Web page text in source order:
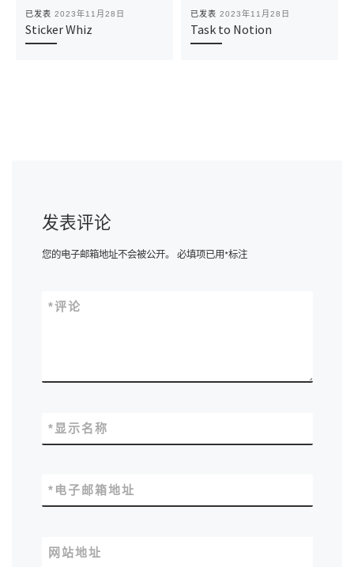
已发表 2023年11月28日
Sticker Whiz
已发表 2023年11月28日
Task to Notion
发表评论
您的电子邮箱地址不会被公开。 必填项已用*标注
评论
*
显示名称
*
电子邮箱地址
*
网站地址